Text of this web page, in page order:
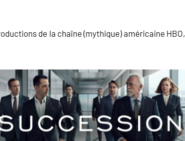
de la chaîne (mythique) américaine HBO,